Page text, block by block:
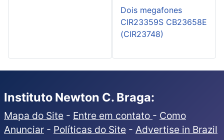
Dois megafones
CIR23359S CB23658E
(CIR23748)
Instituto Newton C. Braga:
Mapa do Site - Entre em contato - Como
Anunciar - Políticas do Site - Advertise in Brazil